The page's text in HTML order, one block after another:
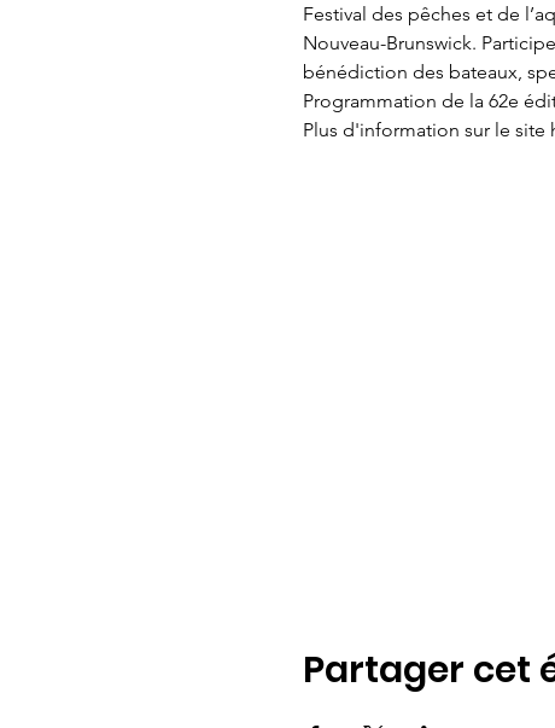
Festival des pêches et de
Nouveau-Brunswick.
bénédiction des bateaux,
Programmation de la 62e
Plus d'information sur le
Partager cet